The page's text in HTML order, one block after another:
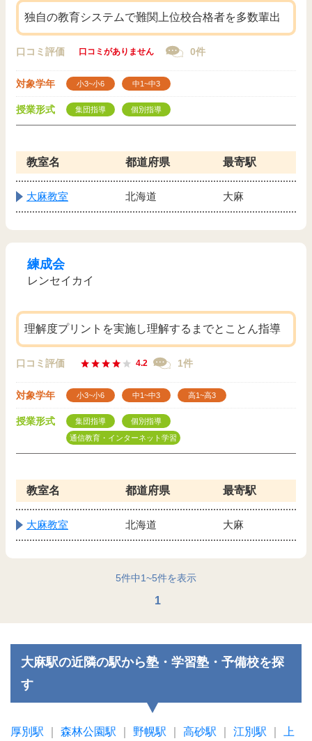
独自の教育システムで難関上位校合格者を多数輩出
口コミ評価 口コミがありません 0件
対象学年 小3~小6 中1~中3
授業形式 集団指導 個別指導
教室名 都道府県 最寄駅
大麻教室 北海道 大麻
練成会
レンセイカイ
理解度プリントを実施し理解するまでとことん指導
口コミ評価 4.2 1件
対象学年 小3~小6 中1~中3 高1~高3
授業形式 集団指導
個別指導
通信教育・インターネット学習
教室名 都道府県 最寄駅
大麻教室 北海道 大麻
5件中1~5件を表示
1
大麻駅の近隣の駅から塾・学習塾・予備校を探
す
厚別駅 森林公園駅 野幌駅 高砂駅 江別駅 上